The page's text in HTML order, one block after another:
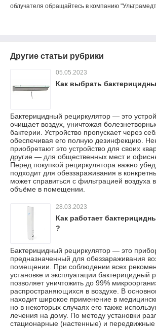
облучателя обращайтесь в компанию
Другие статьи рубрики
05.05.2023
Как выбрать
Бактерицидный рециркулятор — это
очищает воздух, уничтожая
бактерии. Устройство пропускает через
обеспечивая его полную дезинфекцию.
приобретают это устройство для своих
другие — для общественных мест и
Перед покупкой рециркулятора важно
подходит для обеззараживания в
может справиться с фильтрацией воздуха
объёме в помещении.
28.03.2023
Как работает
?
Бактерицидный рециркулятор — это
предназначенный для обеззараживания
помещении. При соблюдении всех
установке и эксплуатации бактерицидный
позволяет уничтожить до 99%
распространяющихся в воздухе. В
находит широкое применение в
но в некоторых случаях его также
лечения на дому. По методу установки
стационарные (настенные) и передвижные